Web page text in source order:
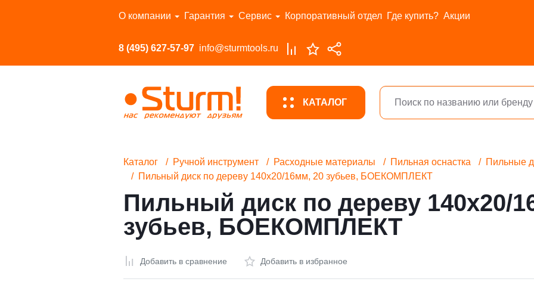
О компании Гарантия Сервис Корпоративный отдел Где купить? Акции
8 (495) 627-57-97 info@sturmtools.ru
КАТАЛОГ
Перейти в каталог
Каталог Ручной инструмент Расходные материалы Пильная оснастка
Пильные
Пильный диск по дереву 140x20/16мм, 20 зубьев, БОЕКОМПЛЕКТ
Пильный диск по дереву 140x20/
зубьев, БОЕКОМПЛЕКТ
Добавить в сравнение Добавить в избранное